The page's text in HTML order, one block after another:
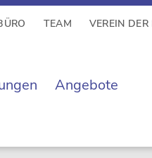
TEAM VEREIN DER
Angebote